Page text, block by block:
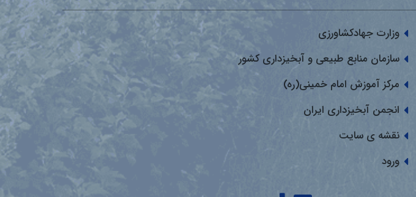
وزارت جهادکشاورزی
سازمان منابع طبیعی و آبخیزداری کشور
مرکز آموزش امام خمینی(ره)
انجمن آبخیزداری ایران
نقشه ی سایت
ورود